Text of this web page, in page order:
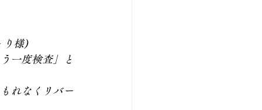
り様)
一度検査」と
れなくリバー